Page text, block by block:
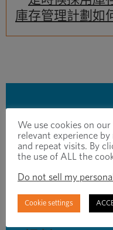
庫存管理計劃如
你不能
預期需求？
開始基於需求
We use cookies on
relevant experience
and repeat visits. By
the use of ALL the
Do not sell my
Cookie settings